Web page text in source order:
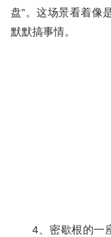
盘”。这场景看着像
默默搞事情。
4、密歇根的一